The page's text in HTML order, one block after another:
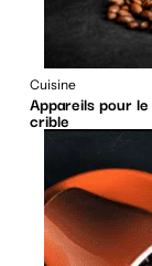
Cuisine
Appareils pour
crible